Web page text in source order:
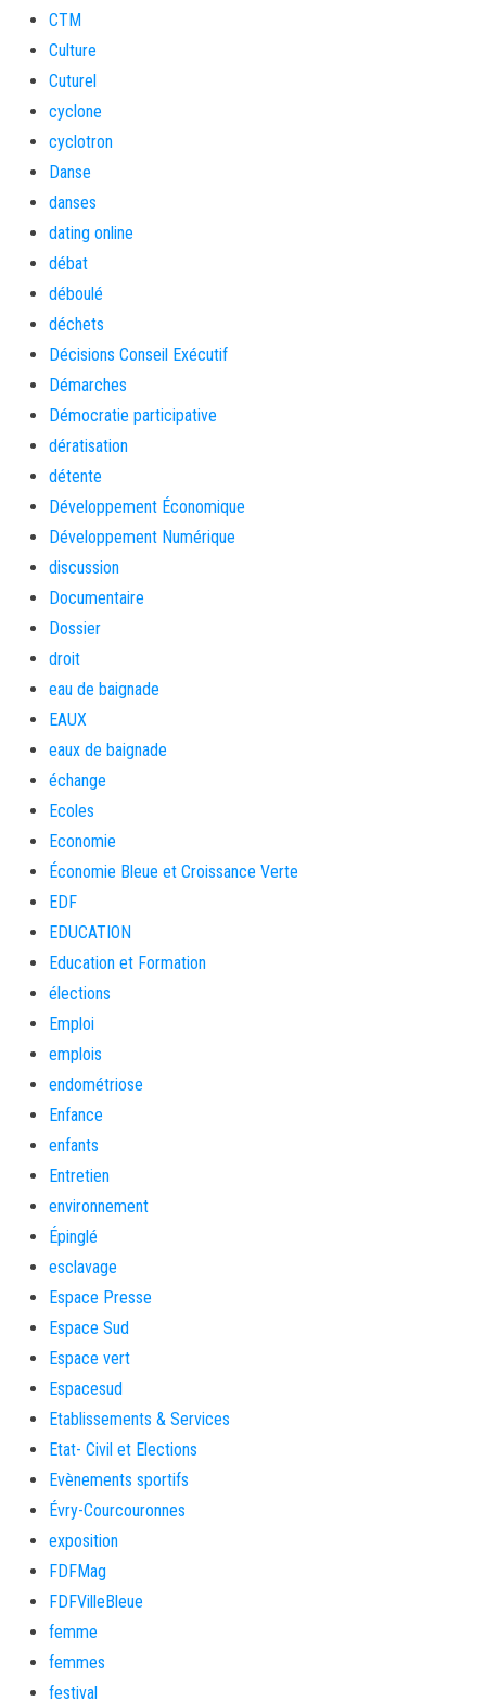
CTM
Culture
Cuturel
cyclone
cyclotron
Danse
danses
dating online
débat
déboulé
déchets
Décisions Conseil Exécutif
Démarches
Démocratie participative
dératisation
détente
Développement Économique
Développement Numérique
discussion
Documentaire
Dossier
droit
eau de baignade
EAUX
eaux de baignade
échange
Ecoles
Economie
Économie Bleue et Croissance Verte
EDF
EDUCATION
Education et Formation
élections
Emploi
emplois
endométriose
Enfance
enfants
Entretien
environnement
Épinglé
esclavage
Espace Presse
Espace Sud
Espace vert
Espacesud
Etablissements & Services
Etat- Civil et Elections
Evènements sportifs
Évry-Courcouronnes
exposition
FDFMag
FDFVilleBleue
femme
femmes
festival